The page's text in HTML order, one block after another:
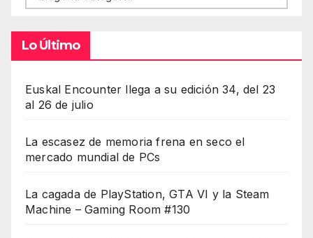
Lo Último
Euskal Encounter llega a su edición 34, del 23
al 26 de julio
La escasez de memoria frena en seco el
mercado mundial de PCs
La cagada de PlayStation, GTA VI y la Steam
Machine – Gaming Room #130